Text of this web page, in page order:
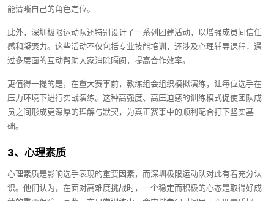
能清晰自己的角色定位。
此外，深圳极限运动队还特别设计了一系列团建活动，以增强成员间信任
感和凝聚力。这些活动不仅包括专业技能培训，还涉及心理辅导课程，通
过多层面的互动帮助大家消除隔阂，提高合作效率。
更值得一提的是，在重大赛事前，教练组会组织模拟演练，让每位选手在
压力环境下进行实战演练。这种高强度、高压迫感的训练模式促使团队成
员之间形成更深厚的理解与默契，为真正赛事中的顺利配合打下坚实基
础。
3、心理素质
心理素质是影响选手表现的重要因素，而深圳极限运动队对此有着充分认
识。他们认为，在面对高难度挑战时，一个稳定而积极的心态是取得好成